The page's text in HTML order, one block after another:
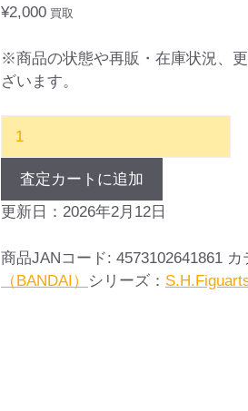
¥2,000 買取
※商品の状態や再販・在庫状況、
ざいます。
ン
ー
ル
査定カートに追加
更新日：2026年2月12日
商品JANコード: 4573102641861 カ
（BANDAI）
シリーズ：